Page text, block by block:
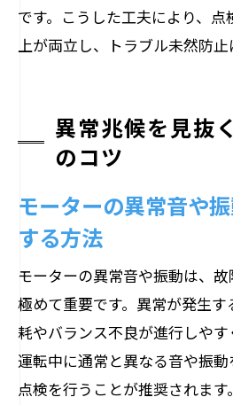
です。こうした工夫により、
上が両立し、トラブル未然防止
異常兆候を見抜
のコツ
モーターの異常音や
する方法
モーターの異常音や振動は、
極めて重要です。異常が発生
耗やバランス不良が進行しやす
運転中に通常と異なる音や振
点検を行うことが推奨されま